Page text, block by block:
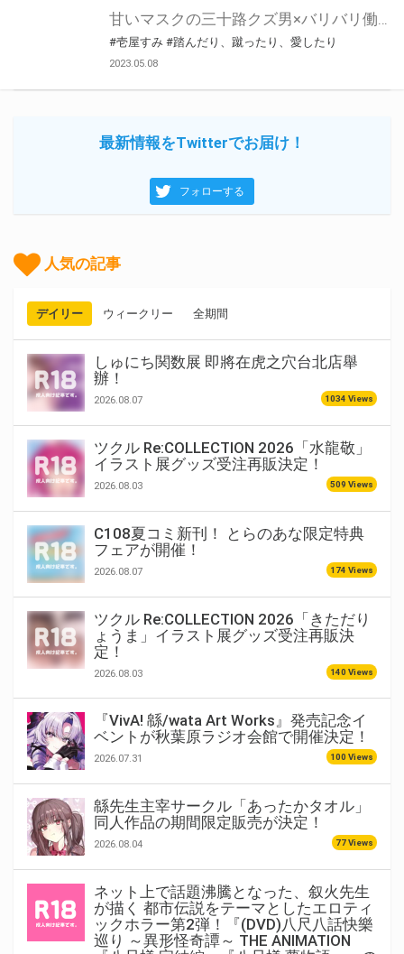
甘いマスクの三十路クズ男×バリバリ働くアラサーOLの、 大人のバグった距離感ラブ（？）コメディ！ 『踏んだり、蹴ったり、愛したり』の最新4巻が7月22日(土)に発売！ とらのあなでは発売を記念して、 「あきらセット」付き限定セット 「かほセット」付き限定セット 「あきかほセット」付き限定セット 3種類の限定セットを発売いたします！ 是非この機会にお買い求めください！
#壱屋すみ #踏んだり、蹴ったり、愛したり
2023.05.08
最新情報をTwitterでお届け！
フォローする
人気の記事
デイリー ウィークリー 全期間
しゅにち関数展 即將在虎之穴台北店舉
辦！
2026.08.07 1034 Views
ツクル Re:COLLECTION 2026「水龍敬」
イラスト展グッズ受注再販決定！
2026.08.03 509 Views
C108夏コミ新刊！ とらのあな限定特典
フェアが開催！
2026.08.07 174 Views
ツクル Re:COLLECTION 2026「きただり
ょうま」イラスト展グッズ受注再販決
定！
2026.08.03 140 Views
『VivA! 緜/wata Art Works』発売記念イ
ベントが秋葉原ラジオ会館で開催決定！
2026.07.31 100 Views
緜先生主宰サークル「あったかタオル」
同人作品の期間限定販売が決定！
2026.08.04 77 Views
ネット上で話題沸騰となった、叙火先生
が描く 都市伝説をテーマとしたエロティ
ックホラー第2弾！『(DVD)八尺八話快樂
巡り ～異形怪奇譚～ THE ANIMATION